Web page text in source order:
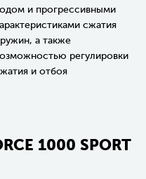
и прогрессивными
сжатия
а также
регулировки
и отбоя
1000 SPORT